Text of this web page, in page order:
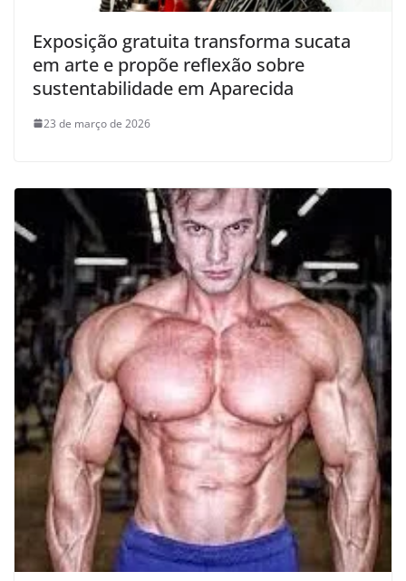
Exposição gratuita transforma sucata
em arte e propõe reflexão sobre
sustentabilidade em Aparecida
23 de março de 2026